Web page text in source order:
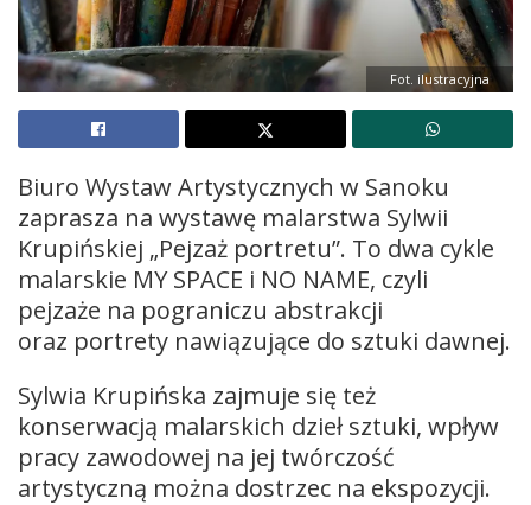
Fot. ilustracyjna
Biuro Wystaw Artystycznych w Sanoku
zaprasza na wystawę malarstwa Sylwii
Krupińskiej „Pejzaż portretu”. To dwa cykle
malarskie MY SPACE i NO NAME, czyli
pejzaże na pograniczu abstrakcji
oraz portrety nawiązujące do sztuki dawnej.
Sylwia Krupińska zajmuje się też
konserwacją malarskich dzieł sztuki, wpływ
pracy zawodowej na jej twórczość
artystyczną można dostrzec na ekspozycji.